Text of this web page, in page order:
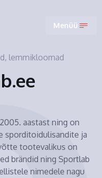
Menüü
lemmikloomad
aastast ning on
sporditoidulisandite ja
tootevalikus on
brändid ning Sportlab
nimedele nagu